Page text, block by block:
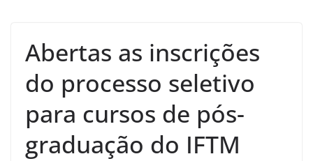
Abertas as inscrições
do processo seletivo
para cursos de pós-
graduação do IFTM